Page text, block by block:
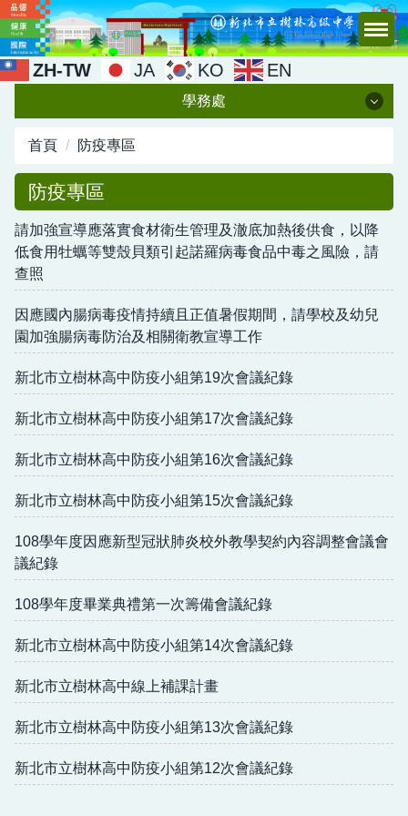
跳
到
主
要
容
ZH-TW JA KO EN
學務處
學務處
行政團隊
品德教育
班會問題回覆
各項表單下載
樹中國際交流
導師輪替制度
導師工作要點
學務處頒獎照片
班聯會
處室活動紀錄
學務處章程
學生社團活動
環境教育
防疫專區
首頁 防疫專區
防疫專區
請加強宣導應落實食材衛生管理及澈底加熱後供食，以降
低食用牡蠣等雙殼貝類引起諾羅病毒食品中毒之風險，請
查照
因應國內腸病毒疫情持續且正值暑假期間，請學校及幼兒
園加強腸病毒防治及相關衛教宣導工作
新北市立樹林高中防疫小組第19次會議紀錄
新北市立樹林高中防疫小組第17次會議紀錄
新北市立樹林高中防疫小組第16次會議紀錄
新北市立樹林高中防疫小組第15次會議紀錄
108學年度因應新型冠狀肺炎校外教學契約內容調整會議會
議紀錄
108學年度畢業典禮第一次籌備會議紀錄
新北市立樹林高中防疫小組第14次會議紀錄
新北市立樹林高中線上補課計畫
新北市立樹林高中防疫小組第13次會議紀錄
新北市立樹林高中防疫小組第12次會議紀錄